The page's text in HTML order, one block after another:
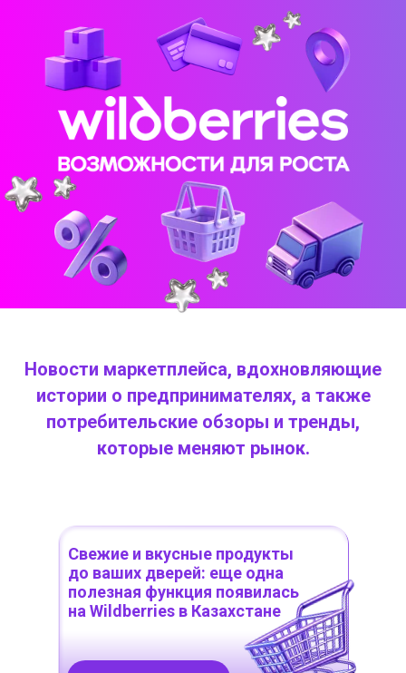
Новости маркетплейса, вдохновляющие
истории о предпринимателях, а также
потребительские обзоры и тренды,
которые меняют рынок.
Свежие и вкусные продукты
до ваших дверей: еще одна
полезная функция появилась
на Wildberries в Казахстане